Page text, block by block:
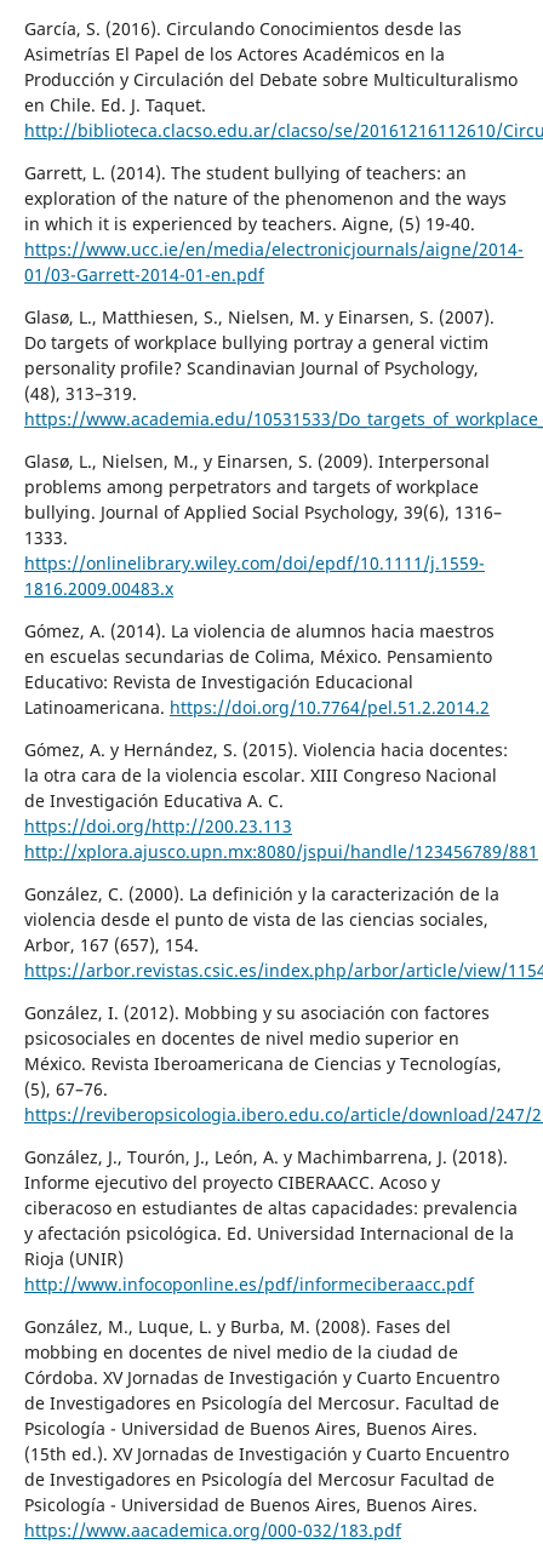
García, S. (2016). Circulando Conocimientos desde las
Asimetrías El Papel de los Actores Académicos en la
Producción y Circulación del Debate sobre Multiculturalismo
en Chile. Ed. J. Taquet.
http://biblioteca.clacso.edu.ar/clacso/se/20161216112610/
Garrett, L. (2014). The student bullying of teachers: an
exploration of the nature of the phenomenon and the ways
in which it is experienced by teachers. Aigne, (5) 19-40.
https://www.ucc.ie/en/media/electronicjournals/aigne/2014-
01/03-Garrett-2014-01-en.pdf
Glasø, L., Matthiesen, S., Nielsen, M. y Einarsen, S. (2007).
Do targets of workplace bullying portray a general victim
personality profile? Scandinavian Journal of Psychology,
(48), 313–319.
https://www.academia.edu/10531533/
Glasø, L., Nielsen, M., y Einarsen, S. (2009). Interpersonal
problems among perpetrators and targets of workplace
bullying. Journal of Applied Social Psychology, 39(6), 1316–
1333.
https://onlinelibrary.wiley.com/doi/epdf/10.1111/j.1559-
1816.2009.00483.x
Gómez, A. (2014). La violencia de alumnos hacia maestros
en escuelas secundarias de Colima, México. Pensamiento
Educativo: Revista de Investigación Educacional
Latinoamericana. https://doi.org/10.7764/pel.51.2.2014.2
Gómez, A. y Hernández, S. (2015). Violencia hacia docentes:
la otra cara de la violencia escolar. XIII Congreso Nacional
de Investigación Educativa A. C.
https://doi.org/http://200.23.113
http://xplora.ajusco.upn.mx:8080/jspui/handle/123456789/881
González, C. (2000). La definición y la caracterización de la
violencia desde el punto de vista de las ciencias sociales,
Arbor, 167 (657), 154.
https://arbor.revistas.csic.es/index.php/arbor/article/view/
González, I. (2012). Mobbing y su asociación con factores
psicosociales en docentes de nivel medio superior en
México. Revista Iberoamericana de Ciencias y Tecnologías,
(5), 67–76.
https://reviberopsicologia.ibero.edu.co/article/download/247/
González, J., Tourón, J., León, A. y Machimbarrena, J. (2018).
Informe ejecutivo del proyecto CIBERAACC. Acoso y
ciberacoso en estudiantes de altas capacidades: prevalencia
y afectación psicológica. Ed. Universidad Internacional de la
Rioja (UNIR)
http://www.infocoponline.es/pdf/informeciberaacc.pdf
González, M., Luque, L. y Burba, M. (2008). Fases del
mobbing en docentes de nivel medio de la ciudad de
Córdoba. XV Jornadas de Investigación y Cuarto Encuentro
de Investigadores en Psicología del Mercosur. Facultad de
Psicología - Universidad de Buenos Aires, Buenos Aires.
(15th ed.). XV Jornadas de Investigación y Cuarto Encuentro
de Investigadores en Psicología del Mercosur Facultad de
Psicología - Universidad de Buenos Aires, Buenos Aires.
https://www.aacademica.org/000-032/183.pdf